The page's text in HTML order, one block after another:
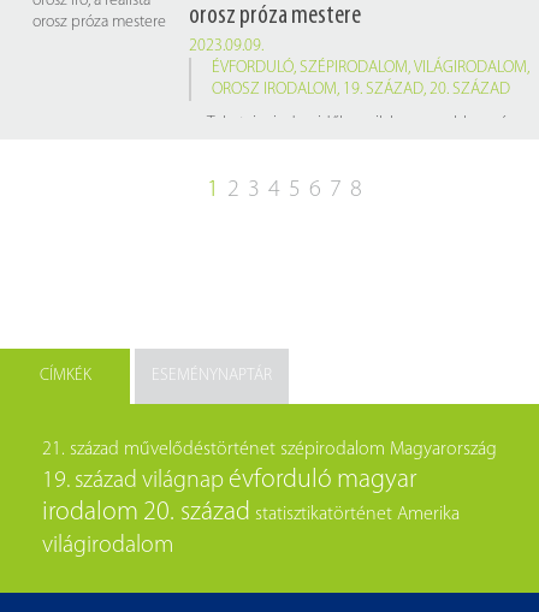
orosz próza mestere
2023.09.09.
ÉVFORDULÓ, SZÉPIRODALOM, VILÁGIRODALOM,
OROSZ IRODALOM, 19. SZÁZAD, 20. SZÁZAD
1 2 3 4 5 6 7 8
CÍMKÉK ESEMÉNYNAPTÁR
21. század művelődéstörténet szépirodalom Magyarország
19. század világnap évforduló magyar
irodalom 20. század statisztikatörténet Amerika
világirodalom